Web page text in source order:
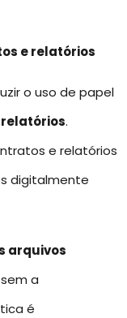
e relatórios
o uso de papel
.
e relatórios
digitalmente
arquivos
a
é